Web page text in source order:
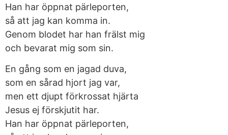
Han har öppnat pärleporten,
så att jag kan komma in.
Genom blodet har han frälst mig
och bevarat mig som sin.
En gång som en jagad duva,
som en sårad hjort jag var,
men ett djupt förkrossat hjärta
Jesus ej förskjutit har.
Han har öppnat pärleporten,